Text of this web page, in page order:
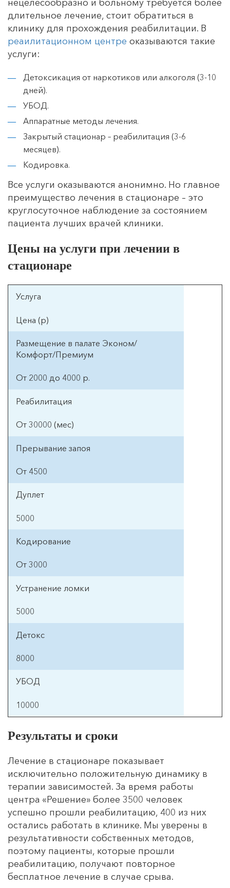
2000/4000
Прерывание запоя
4000
Детокс
Вытрезвление (экстренное)
5000
Лечение отравления алкоголем
Лечение похмелья
4000
нецелесообразно и больному требуется более
длительное лечение, стоит обратиться в
клинику для прохождения реабилитации. В
реаилитационном центре оказываются такие
услуги:
Детоксикация от наркотиков или алкоголя (3-10
дней).
УБОД.
Аппаратные методы лечения.
Закрытый стационар – реабилитация (3-6
месяцев).
Кодировка.
Все услуги оказываются анонимно. Но главное
преимущество лечения в стационаре – это
круглосуточное наблюдение за состоянием
пациента лучших врачей клиники.
Цены на услуги при лечении в
стационаре
Услуга
Цена (р)
Размещение в палате Эконом/
Комфорт/Премиум
От 2000 до 4000 р.
Реабилитация
От 30000 (мес)
Результаты и сроки
Лечение в стационаре показывает
исключительно положительную динамику в
терапии зависимостей. За время работы
центра «Решение» более 3500 человек
успешно прошли реабилитацию, 400 из них
остались работать в клинике. Мы уверены в
результативности собственных методов,
поэтому пациенты, которые прошли
реабилитацию, получают повторное
бесплатное лечение в случае срыва.